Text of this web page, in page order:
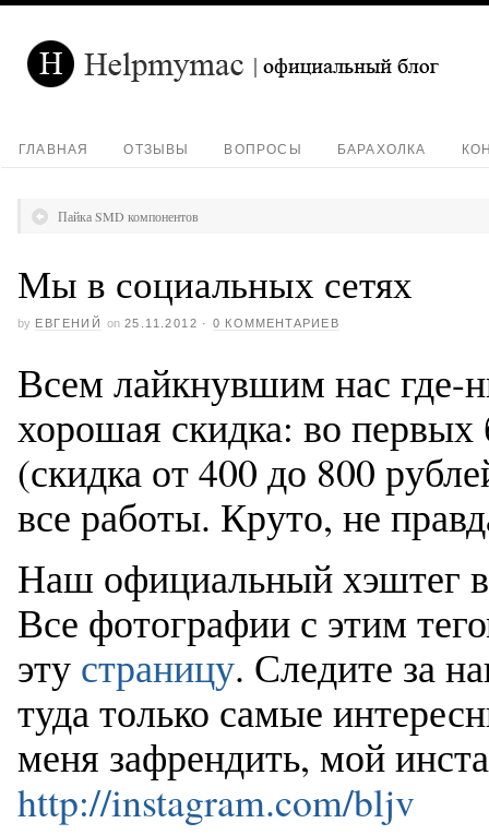
ГЛАВНАЯ ОТЗЫВЫ ВОПРОСЫ БАРАХОЛКА
Пайка SMD компонентов
Мы в социальных сетях
by ЕВГЕНИЙ on 25.11.2012 ·0 КОММЕНТАРИЕВ
Всем лайкнувшим нас где-
хорошая скидка: во первых
(скидка от 400 до 800
все работы. Круто, не
Наш официальный хэштег
Все фотографии с этим
эту страницу. Следите за
туда только самые
меня зафрендить, мой
http://instagram.com/bljv